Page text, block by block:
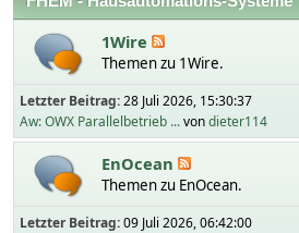
1Wire
Themen zu 1Wire.
Letzter Beitrag:28 Juli 2026, 15:30:37
Aw: OWX Parallelbetrieb ...vondieter114
EnOcean
Themen zu EnOcean.
Letzter Beitrag:09 Juli 2026, 06:42:00